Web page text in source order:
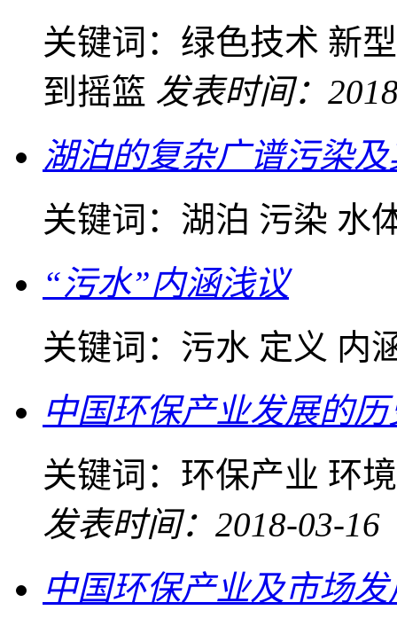
关键词： 绿色技术 新
到摇篮 发表时间：
湖泊的复杂广谱污染
关键词： 湖泊 污染 水
“污水”内涵浅议
关键词： 污水 定义 内
中国环保产业发展的
关键词： 环保产业 环
发表时间：2018-03-16
中国环保产业及市场